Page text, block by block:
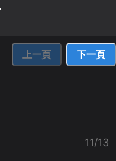
上一頁 下一頁
11/13